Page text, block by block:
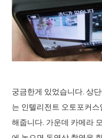
궁금한게 있었습니다. 상
는 인텔리전트 오토포커
해줍니다. 가운데 카메라